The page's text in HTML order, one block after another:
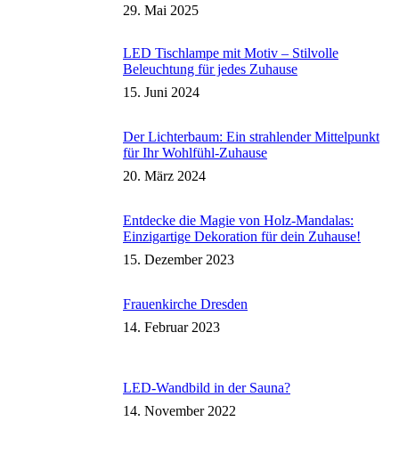
29. Mai 2025
LED Tischlampe mit Motiv – Stilvolle
Beleuchtung für jedes Zuhause
15. Juni 2024
Der Lichterbaum: Ein strahlender Mittelpunkt
für Ihr Wohlfühl-Zuhause
20. März 2024
Entdecke die Magie von Holz-Mandalas:
Einzigartige Dekoration für dein Zuhause!
15. Dezember 2023
Frauenkirche Dresden
14. Februar 2023
LED-Wandbild in der Sauna?
14. November 2022